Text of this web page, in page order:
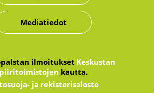
Mediatiedot
ilmoitukset Keskustan
piiritoimistojen kautta.
ja rekisteriseloste